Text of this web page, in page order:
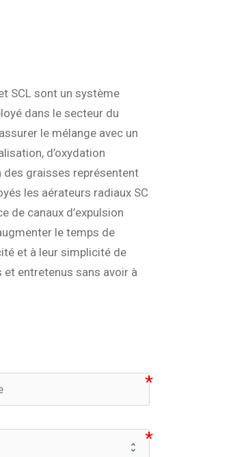
SCL sont un système
dans le secteur du
le mélange avec un
d’oxydation
graisses représentent
les aérateurs radiaux SC
de canaux d’expulsion
le temps de
et à leur simplicité de
et entretenus sans avoir à